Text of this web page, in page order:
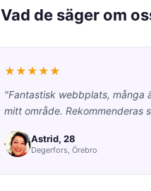
Vad de säger om
★★★★★
"Fantastisk webbplats, många
mitt område. Rekommenderas
Astrid, 28
Degerfors, Örebro